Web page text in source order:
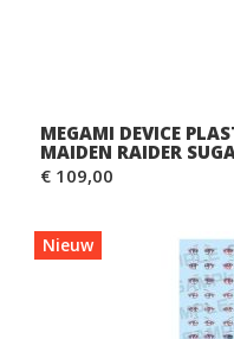
MEGAMI DEVICE
MAIDEN RAIDER
€ 109,00
Nieuw